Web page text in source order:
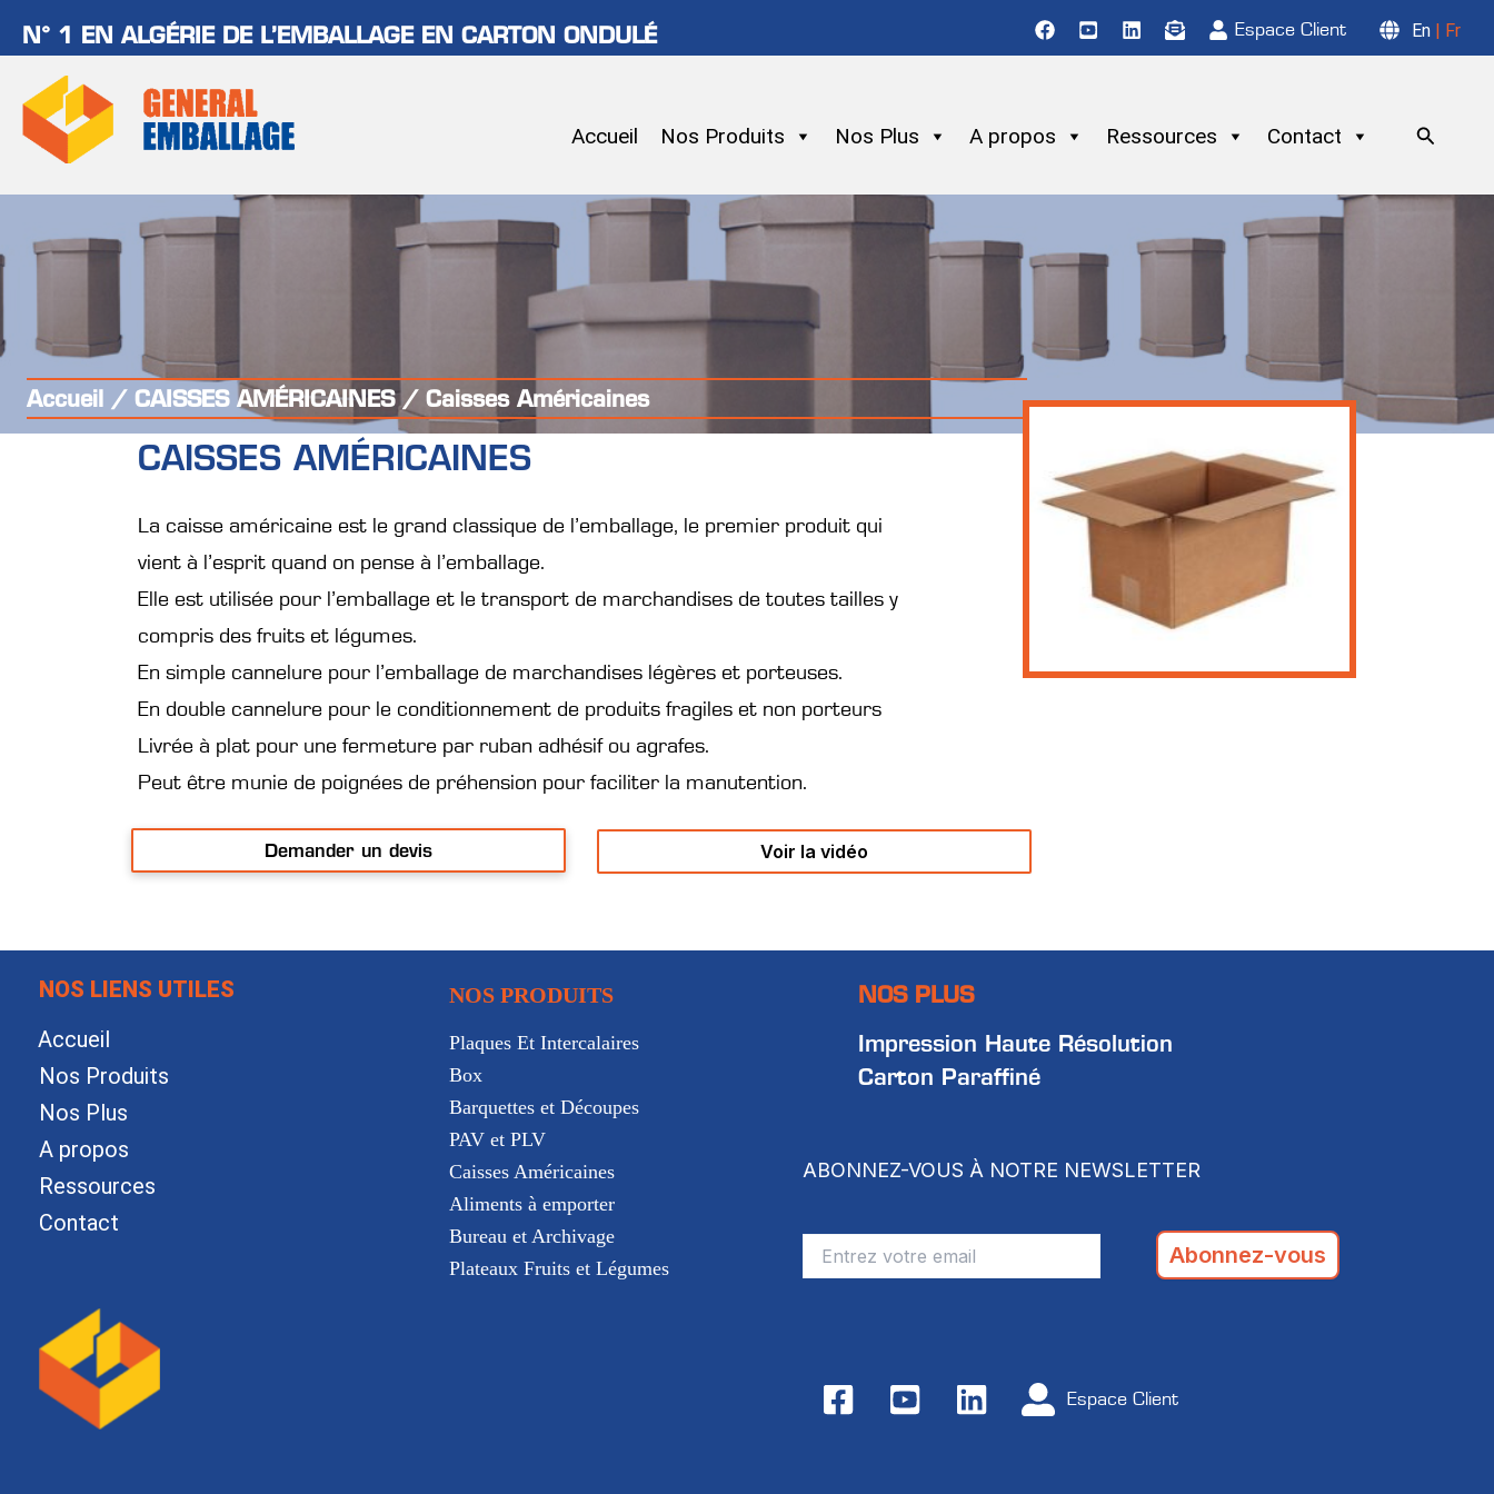
contenu
Espace Client En | Fr
N° 1 EN ALGÉRIE DE L’EMBALLAGE EN CARTON ONDULÉ
Accueil Nos Produits Nos Plus A propos Ressources Contact
Accueil / CAISSES AMÉRICAINES/ Caisses Américaines
CAISSES AMÉRICAINES
La caisse américaine est le grand classique de l’emballage, le premier produit qui
vient à l’esprit quand on pense à l’emballage.
Elle est utilisée pour l’emballage et le transport de marchandises de toutes tailles y
compris des fruits et légumes.
En simple cannelure pour l’emballage de marchandises légères et porteuses.
En double cannelure pour le conditionnement de produits fragiles et non porteurs
Livrée à plat pour une fermeture par ruban adhésif ou agrafes.
Peut être munie de poignées de préhension pour faciliter la manutention.
Demander un devis Voir la vidéo
NOS LIENS UTILES
Accueil
Nos Produits
Nos Plus
A propos
Ressources
Contact
NOS PRODUITS
Plaques Et Intercalaires
Box
Barquettes et Découpes
PAV et PLV
Caisses Américaines
Aliments à emporter
Bureau et Archivage
Plateaux Fruits et Légumes
NOS PLUS
Impression Haute Résolution
Carton Paraffiné
ABONNEZ-VOUS À NOTRE NEWSLETTER
Espace Client